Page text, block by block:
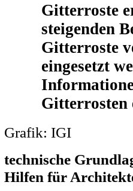
Gitterroste
steigenden
Gitterroste
eingesetzt
Gitterrosten
Grafik: IGI
technische
Hilfen für